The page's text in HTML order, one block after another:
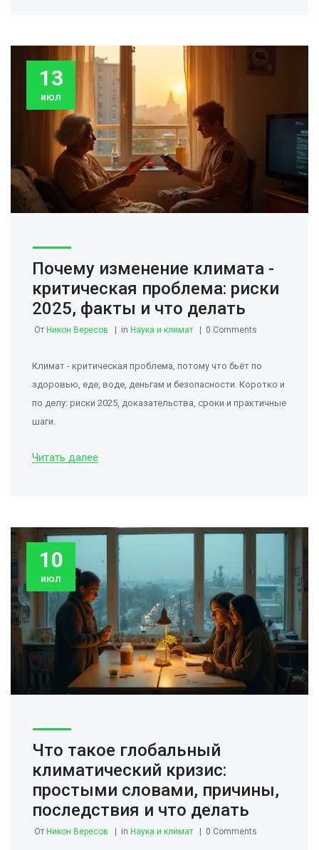
13
июл
Почему изменение климата -
критическая проблема: риски
2025, факты и что делать
От Никон Вересов in Наука и климат 0 Comments
Климат - критическая проблема, потому что бьёт по
здоровью, еде, воде, деньгам и безопасности. Коротко и
по делу: риски 2025, доказательства, сроки и практичные
шаги.
Читать далее
10
июл
Что такое глобальный
климатический кризис:
простыми словами, причины,
последствия и что делать
От Никон Вересов in Наука и климат 0 Comments